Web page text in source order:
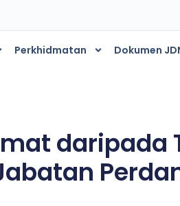
Perkhidmatan Dokumen
daripada